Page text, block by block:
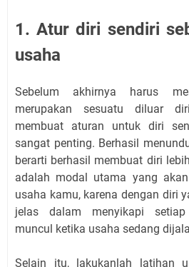
1. Atur diri sendiri
usaha
Sebelum akhirnya harus
merupakan sesuatu diluar
membuat aturan untuk diri
sangat penting. Berhasil
berarti berhasil membuat diri
adalah modal utama yang
usaha kamu, karena dengan diri
jelas dalam menyikapi
muncul ketika usaha sedang
Selain itu, lakukanlah latihan